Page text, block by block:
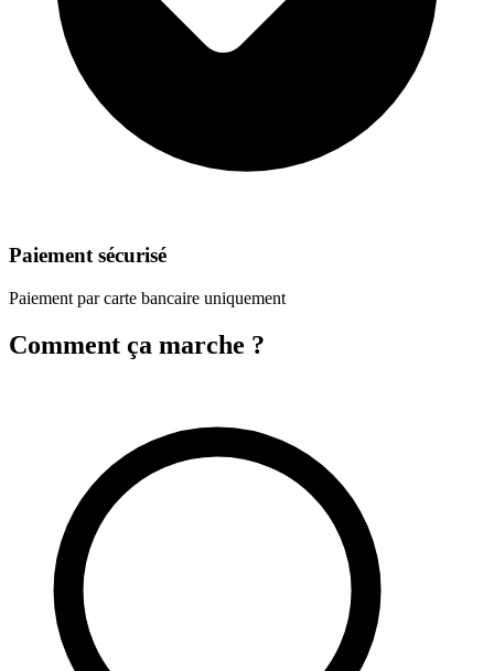
Paiement sécurisé
Paiement par carte bancaire uniquement
Comment ça marche ?